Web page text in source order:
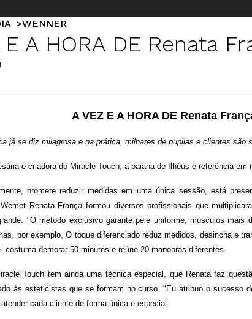
WENNER
E A HORA DE Renata
A VEZ E A HORA DE Renata
já se diz milagrosa e na prática, milhares de pupilas e clientes são
e criadora do Miracle Touch, a baiana de Ilhéus é referência em
promete reduzir medidas em uma única sessão, está
Renata França formou diversos profissionais que
"O método exclusivo garante pele uniforme, músculos mais
por exemplo, O toque diferenciado reduz medidos, desincha e
costuma demorar 50 minutos e reúne 20 manobras diferentes.
Touch tem ainda uma técnica especial, que Renata faz
às esteticistas que se formam no curso. "Eu atribuo o sucesso
cada cliente de forma única e especial.